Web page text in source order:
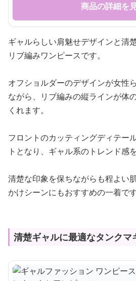
商品の詳細を
ギャルらしい肩魅せデザインと清
リブ編みワンピースです。
オフショルダーのデザインが女性
ながら、リブ編みの縦ラインが体
くれます。
フロントのカッティングディテー
トとなり、ギャル系のトレンド感
清楚な印象を保ちながらも程よい
かけシーンにもおすすめの一着です
清楚ギャルに最適なタンクマ